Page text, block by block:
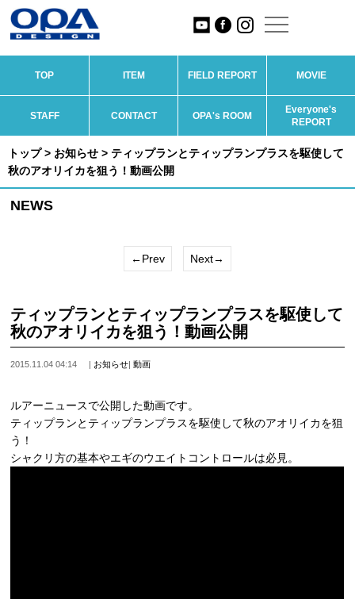
TOP ITEM FIELD REPORT MOVIE
STAFF CONTACT OPA's ROOM
Everyone's
REPORT
トップ> お知らせ > ティップランとティ­ップランプラスを駆使して
秋のアオリイカを狙う！動画公開
NEWS
←Prev Next→
ティップランとティ­ップランプラスを駆使して
秋のアオリイカを狙う！動画公開
2015.11.04 04:14 | お知らせ|動画
ルアーニュースで公開した動画です。
ティップランとティ­ップランプラスを駆使して秋のアオリイカを狙
う！
シャクリ方の基本やエギのウエイトコントロールは必見。